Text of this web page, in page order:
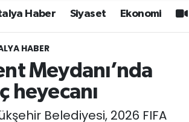
Haber Siyaset Ekonomi
HABER
Meydanı’nda
heyecanı
Belediyesi, 2026 FIFA
Trafik Yoğunluk Haritası
Durumu ve Fikstür